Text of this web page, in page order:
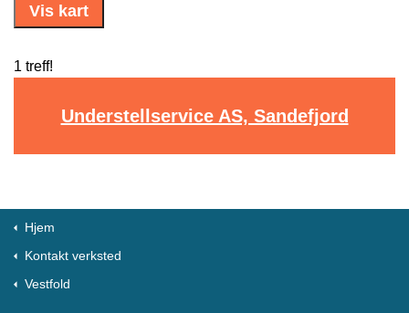
Vis kart
1 treff!
Understellservice AS, Sandefjord
Hjem
Kontakt verksted
Vestfold